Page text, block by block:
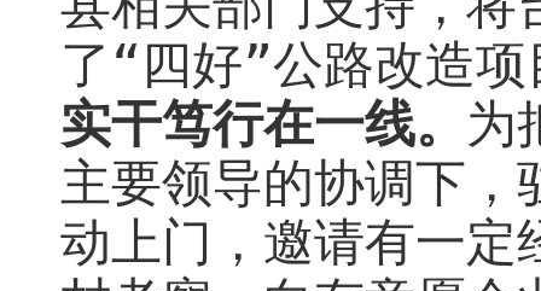
了“四好”公路改造项
实干笃行在一线。 为
主要领导的协调下，
动上门，邀请有一定